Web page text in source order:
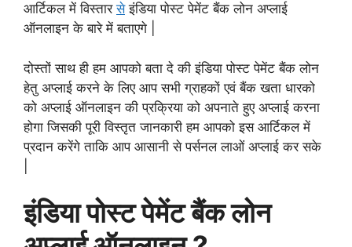
आर्टिकल में विस्तारसेइंडिया पोस्ट पेमेंट बैंक लोन अप्लाई
ऑनलाइन के बारे में बताएगे |
दोस्तों साथ ही हम आपको बता दे की इंडिया पोस्ट पेमेंट बैंक लोन
हेतु अप्लाई करने के लिए आप सभी ग्राहकों एवं बैंक खता धारको
को अप्लाई ऑनलाइन की प्रक्रिया को अपनाते हुए अप्लाई करना
होगा जिसकी पूरी विस्तृत जानकारी हम आपको इस आर्टिकल में
प्रदान करेंगे ताकि आप आसानी से पर्सनल लाओं अप्लाई कर सके
इंडिया पोस्ट पेमेंट बैंक लोन